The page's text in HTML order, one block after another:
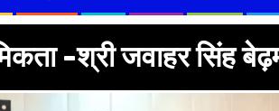
-श्री जवाहर सिंह